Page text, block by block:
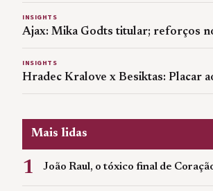
INSIGHTS
Ajax: Mika Godts titular; reforços
INSIGHTS
Hradec Kralove x Besiktas: Placar
Mais lidas
1 João Raul, o tóxico final de